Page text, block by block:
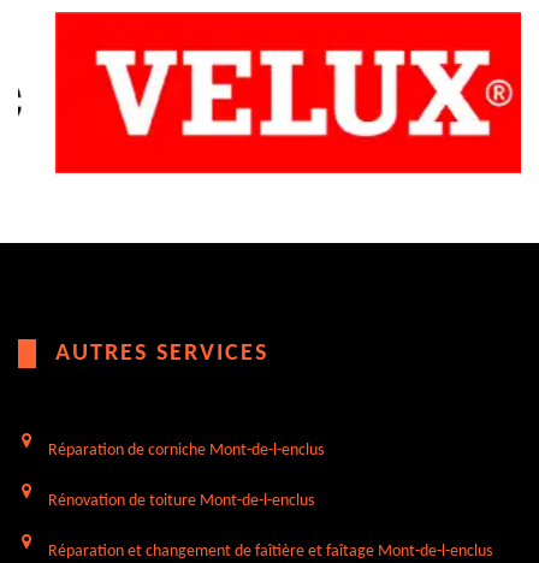
AUTRES SERVICES
Réparation de corniche Mont-de-l-enclus
Rénovation de toiture Mont-de-l-enclus
Réparation et changement de faîtière et faîtage Mont-de-l-enclus